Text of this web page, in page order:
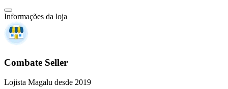
Informações da loja
Combate Seller
Lojista Magalu desde 2019